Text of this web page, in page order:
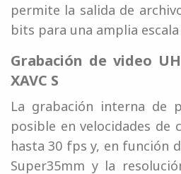
permite la salida de
bits para una amplia
Grabación de video
XAVC S
La grabación interna de
posible en velocidades de
hasta 30 fps y, en función
Super35mm y la